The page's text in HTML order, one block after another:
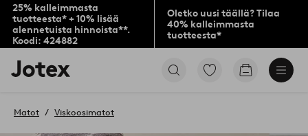
25% kalleimmasta
tuotteesta* + 10% lisää
alennetuista hinnoista**.
Koodi: 424882
Oletko uusi täällä? Tilaa
40% kalleimmasta
tuotteesta*
Jotex-
logo
aloitussivulle
Siirry
Siirry
Matot Viskoosimatot